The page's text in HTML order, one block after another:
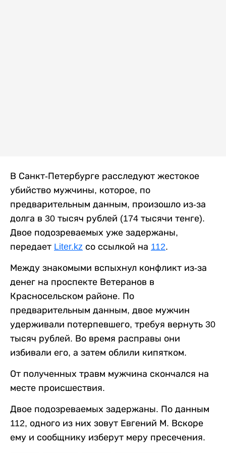
В Санкт-Петербурге расследуют жестокое
убийство мужчины, которое, по
предварительным данным, произошло из-за
долга в 30 тысяч рублей (174 тысячи тенге).
Двое подозреваемых уже задержаны,
передает Liter.kz со ссылкой на 112.
Между знакомыми вспыхнул конфликт из-за
денег на проспекте Ветеранов в
Красносельском районе. По
предварительным данным, двое мужчин
удерживали потерпевшего, требуя вернуть 30
тысяч рублей. Во время расправы они
избивали его, а затем облили кипятком.
От полученных травм мужчина скончался на
месте происшествия.
Двое подозреваемых задержаны. По данным
112, одного из них зовут Евгений М. Вскоре
ему и сообщнику изберут меру пресечения.